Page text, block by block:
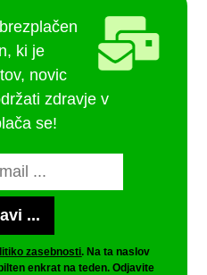
ki je
novic
zdravje v
se!
zasebnosti. Na ta naslov
enkrat na teden. Odjavite